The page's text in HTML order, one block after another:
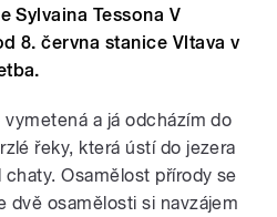
Sylvaina Tessona V
8. června stanice Vltava v
vymetená a já odcházím do
řeky, která ústí do jezera
Osamělost přírody se
dvě osamělosti si navzájem